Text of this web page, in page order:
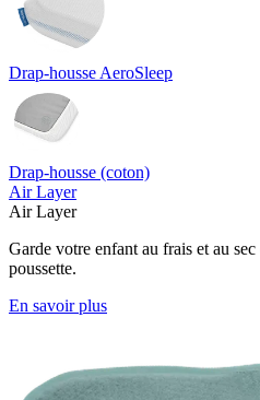
Drap-housse AeroSleep
Drap-housse (coton)
Air Layer
Air Layer
Garde votre enfant au frais et au
poussette.
En savoir plus